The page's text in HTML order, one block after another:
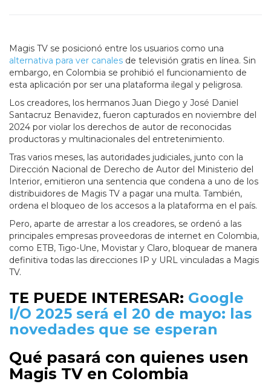
Magis TV se posicionó entre los usuarios como una
alternativa para ver canales de televisión gratis en línea. Sin
embargo, en Colombia se prohibió el funcionamiento de
esta aplicación por ser una plataforma ilegal y peligrosa.
Los creadores, los hermanos Juan Diego y José Daniel
Santacruz Benavidez, fueron capturados en noviembre del
2024 por violar los derechos de autor de reconocidas
productoras y multinacionales del entretenimiento.
Tras varios meses, las autoridades judiciales, junto con la
Dirección Nacional de Derecho de Autor del Ministerio del
Interior, emitieron una sentencia que condena a uno de los
distribuidores de Magis TV a pagar una multa. También,
ordena el bloqueo de los accesos a la plataforma en el país.
Pero, aparte de arrestar a los creadores, se ordenó a las
principales empresas proveedoras de internet en Colombia,
como ETB, Tigo-Une, Movistar y Claro, bloquear de manera
definitiva todas las direcciones IP y URL vinculadas a Magis
TV.
TE PUEDE INTERESAR: Google
I/O 2025 será el 20 de mayo: las
novedades que se esperan
Qué pasará con quienes usen
Magis TV en Colombia